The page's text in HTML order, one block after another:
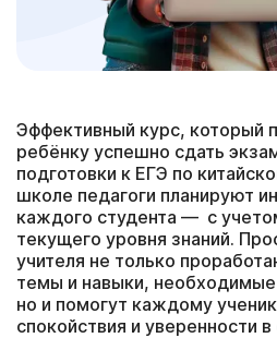
Эффективный курс, который
ребёнку успешно сдать
подготовки к ЕГЭ по
школе педагоги планируют
каждого студента — с
текущего уровня знаний.
учителя не только
темы и навыки,
но и помогут каждому
спокойствия и уверенности